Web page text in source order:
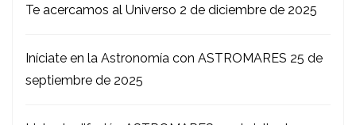
Te acercamos al Universo 2 de diciembre de 2025
Iníciate en la Astronomía con ASTROMARES 25 de
septiembre de 2025